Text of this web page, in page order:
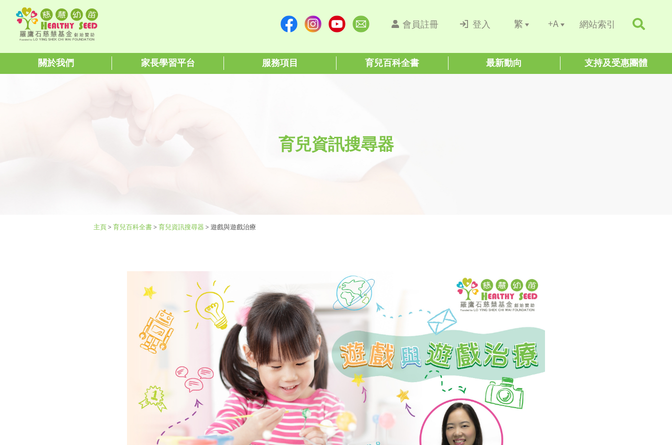
會員註冊 登入 繁 +A 網站索引
關於我們 家長學習平台 服務項目 育兒百科全書 最新動向 支持及受惠團體
育兒資訊搜尋器
主頁> 育兒百科全書> 育兒資訊搜尋器 > 遊戲與遊戲治療